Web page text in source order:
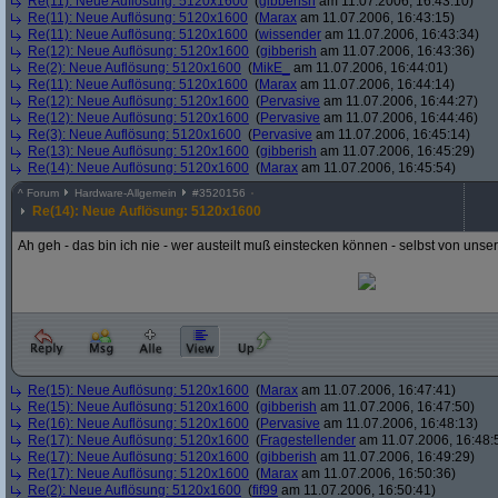
Re(11): Neue Auflösung: 5120x1600 (Marax am 11.07.2006, 16:43:15)
Re(11): Neue Auflösung: 5120x1600 (wissender am 11.07.2006, 16:43:34)
Re(12): Neue Auflösung: 5120x1600 (gibberish am 11.07.2006, 16:43:36)
Re(2): Neue Auflösung: 5120x1600 (MikE_
am 11.07.2006, 16:44:01)
Re(11): Neue Auflösung: 5120x1600 (Marax am 11.07.2006, 16:44:14)
Re(12): Neue Auflösung: 5120x1600 (Pervasive am 11.07.2006, 16:44:27)
Re(12): Neue Auflösung: 5120x1600 (Pervasive am 11.07.2006, 16:44:46)
Re(3): Neue Auflösung: 5120x1600 (Pervasive am 11.07.2006, 16:45:14)
Re(13): Neue Auflösung: 5120x1600 (gibberish am 11.07.2006, 16:45:29)
Re(14): Neue Auflösung: 5120x1600 (Marax am 11.07.2006, 16:45:54)
^ Forum Hardware-Allgemein #3520156
Re(14): Neue Auflösung: 5120x1600
Ah geh - das bin ich nie - wer austeilt muß einstecken können - selbst von
Re(15): Neue Auflösung: 5120x1600 (Marax am 11.07.2006, 16:47:41)
Re(15): Neue Auflösung: 5120x1600 (gibberish am 11.07.2006, 16:47:50)
Re(16): Neue Auflösung: 5120x1600 (Pervasive am 11.07.2006, 16:48:13)
Re(17): Neue Auflösung: 5120x1600 (Fragestellender am 11.07.2006,
Re(17): Neue Auflösung: 5120x1600 (gibberish am 11.07.2006, 16:49:29)
Re(17): Neue Auflösung: 5120x1600 (Marax am 11.07.2006, 16:50:36)
Re(2): Neue Auflösung: 5120x1600 (fif99 am 11.07.2006, 16:50:41)